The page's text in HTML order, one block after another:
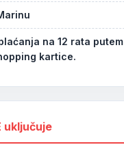
na 12 rata putem
kartice.
uključuje